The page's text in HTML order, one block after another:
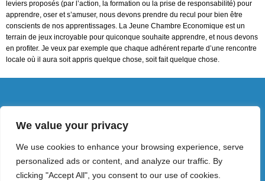
We value your privacy
We use cookies to enhance your browsing experience, serve
personalized ads or content, and analyze our traffic. By
clicking "Accept All", you consent to our use of cookies.
leviers proposés (par l’action, la formation ou la prise de responsabilité) pour
apprendre, oser et s’amuser, nous devons prendre du recul pour bien être
conscients de nos apprentissages. La Jeune Chambre Economique est un
terrain de jeux incroyable pour quiconque souhaite apprendre, et nous devons
en profiter. Je veux par exemple que chaque adhérent reparte d’une rencontre
locale où il aura soit appris quelque chose, soit fait quelque chose.
d'Angers et sa région. Tous droits réservés |